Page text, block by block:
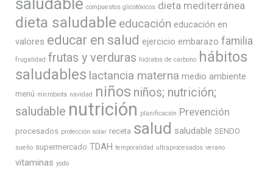
saludable compuestos glicotóxicos dieta mediterránea
dieta saludable educación educación en
valores educar en salud ejercicio embarazo familia
frugalidad frutas y verduras hidratos de carbono
hábitos
saludables lactancia materna medio ambiente
menú microbiota navidad niños niños; nutrición;
saludable nutrición planificación Prevención
procesados protección solar receta salud saludable SENDO
sueño supermercado TDAH temporalidad ultraprocesados verano
vitaminas yodo